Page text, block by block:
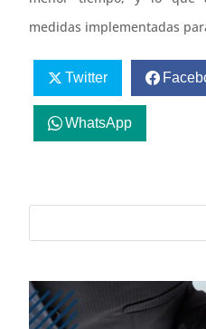
medidas implementadas
Twitter
WhatsApp